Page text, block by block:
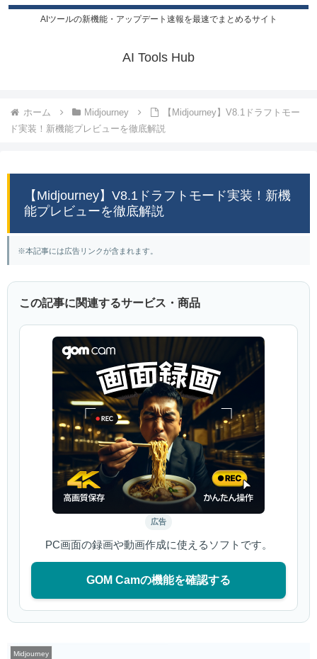
AIツールの新機能・アップデート速報を最速でまとめるサイト
AI Tools Hub
ホーム Midjourney
【Midjourney】V8.1ドラフトモー
ド実装！新機能プレビューを徹底解説
【Midjourney】V8.1ドラフトモード実装！新機
能プレビューを徹底解説
※本記事には広告リンクが含まれます。
この記事に関連するサービス・商品
広告
PC画面の録画や動画作成に使えるソフトです。
GOM Camの機能を確認する
Midjourney